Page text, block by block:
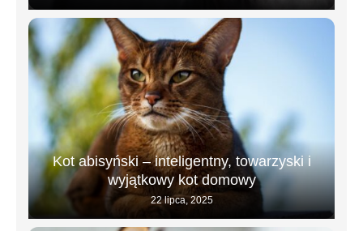
Kot abisyński – inteligentny, towarzyski i
wyjątkowy kot domowy
22 lipca, 2025